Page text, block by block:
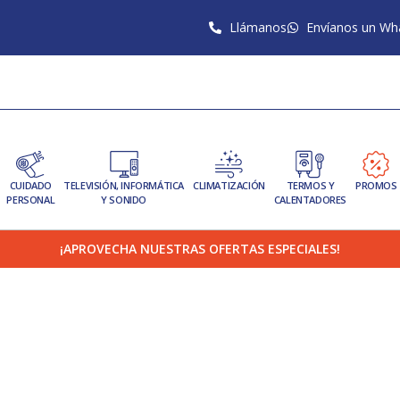
Llámanos Envíanos un
CUIDADO
PERSONAL
TELEVISIÓN, INFORMÁTICA
Y SONIDO
CLIMATIZACIÓN
TERMOS Y
CALENTADORES
PROMOS
¡APROVECHA NUESTRAS OFERTAS ESPECIALES!